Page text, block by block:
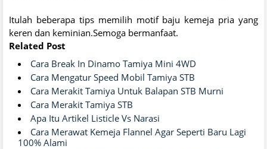
Itulah beberapa tips memilih motif baju kemeja pria yang
keren dan keminian.Semoga bermanfaat.
Related Post
Cara Break In Dinamo Tamiya Mini 4WD
Cara Mengatur Speed Mobil Tamiya STB
Cara Merakit Tamiya Untuk Balapan STB Murni
Cara Merakit Tamiya STB
Apa Itu Artikel Listicle Vs Narasi
Cara Merawat Kemeja Flannel Agar Seperti Baru Lagi
100% Alami